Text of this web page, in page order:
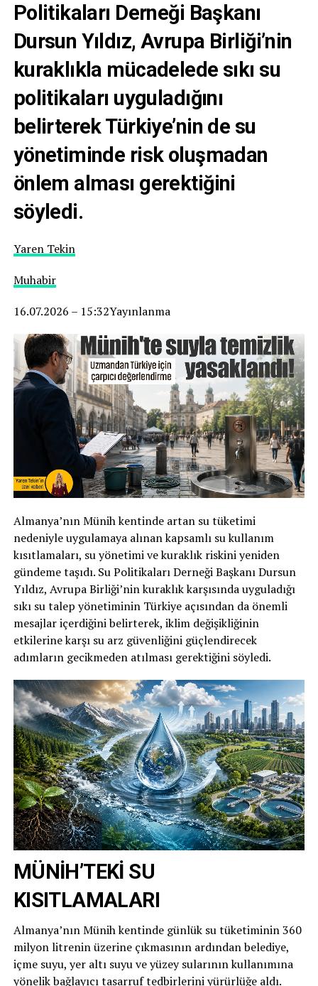
Politikaları Derneği Başkanı
Dursun Yıldız, Avrupa Birliği’nin
kuraklıkla mücadelede sıkı su
politikaları uyguladığını
belirterek Türkiye’nin de su
yönetiminde risk oluşmadan
önlem alması gerektiğini
söyledi.
Yaren Tekin
Muhabir
16.07.2026 – 15:32Yayınlanma
Almanya’nın Münih kentinde artan su tüketimi
nedeniyle uygulamaya alınan kapsamlı su kullanım
kısıtlamaları, su yönetimi ve kuraklık riskini yeniden
gündeme taşıdı. Su Politikaları Derneği Başkanı Dursun
Yıldız, Avrupa Birliği’nin kuraklık karşısında uyguladığı
sıkı su talep yönetiminin Türkiye açısından da önemli
mesajlar içerdiğini belirterek, iklim değişikliğinin
etkilerine karşı su arz güvenliğini güçlendirecek
adımların gecikmeden atılması gerektiğini söyledi.
MÜNİH’TEKİ SU
KISITLAMALARI
Almanya’nın Münih kentinde günlük su tüketiminin 360
milyon litrenin üzerine çıkmasının ardından belediye,
içme suyu, yer altı suyu ve yüzey sularının kullanımına
yönelik bağlayıcı tasarruf tedbirlerini yürürlüğe aldı.